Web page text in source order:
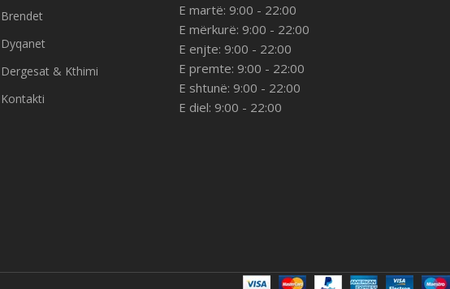
Brendet
Dyqanet
Dergesat & Kthimi
Kontakti
E martë: 9:00 - 22:00
E mërkurë: 9:00 - 22:00
E enjte: 9:00 - 22:00
E premte: 9:00 - 22:00
E shtunë: 9:00 - 22:00
E diel: 9:00 - 22:00